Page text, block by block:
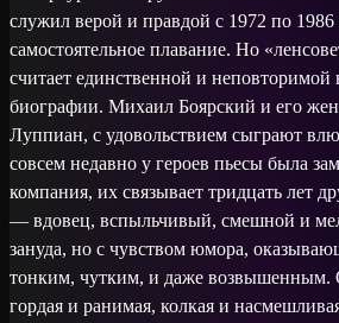
служил верой и правдой с 1972 по
самостоятельное плавание. Но
считает единственной и неповторимой
биографии. Михаил Боярский и его
Луппиан, с удовольствием сыграют
совсем недавно у героев пьесы была
компания, их связывает тридцать лет
— вдовец, вспыльчивый, смешной и
зануда, но с чувством юмора,
тонким, чутким, и даже
гордая и ранимая, колкая и